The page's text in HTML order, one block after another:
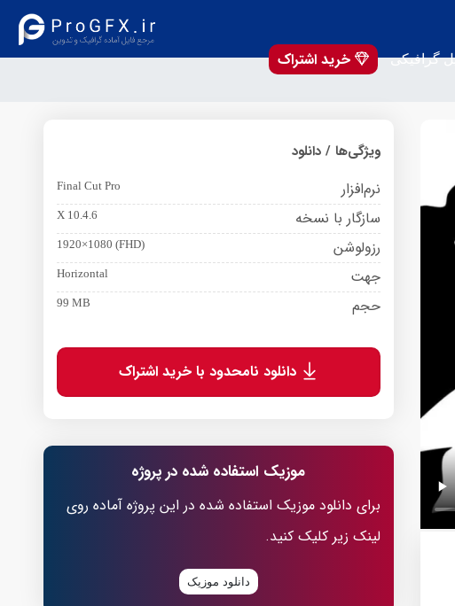
گرافیکی
خرید اشتراک
ویژگی‌ها / دانلود
نرم‌افزار Final Cut Pro
سازگار با نسخه X 10.4.6
رزولوشن 1920×1080 (FHD)
جهت Horizontal
حجم 99 MB
دانلود نامحدود با خرید اشتراک
موزیک استفاده شده در پروژه
برای دانلود موزیک استفاده شده در این پروژه آماده روی
لینک زیر کلیک کنید.
دانلود موزیک